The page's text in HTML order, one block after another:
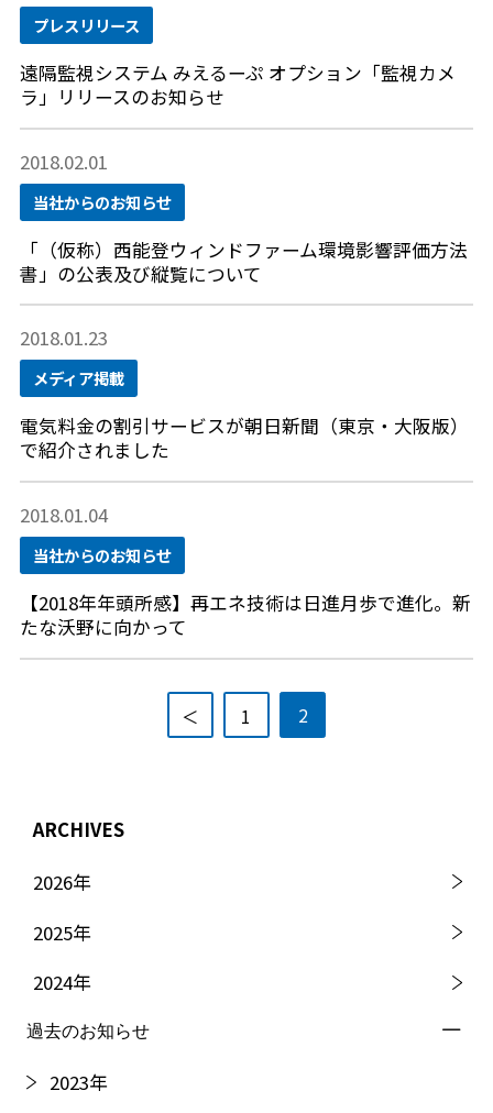
プレスリリース
遠隔監視システム みえるーぷ オプション「監視カメ
ラ」リリースのお知らせ
2018.02.01
当社からのお知らせ
「（仮称）西能登ウィンドファーム環境影響評価方法
書」の公表及び縦覧について
2018.01.23
メディア掲載
電気料金の割引サービスが朝日新聞（東京・大阪版）
で紹介されました
2018.01.04
当社からのお知らせ
【2018年年頭所感】再エネ技術は日進月歩で進化。新
たな沃野に向かって
＜ 1 2
ARCHIVES
2026年
2025年
2024年
過去のお知らせ
2023年